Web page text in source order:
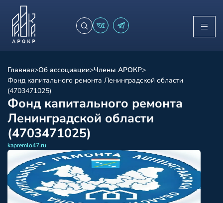
Главная>Об ассоциации>Члены АРОКР>
Фонд капитального ремонта Ленинградской области
(4703471025)
Фонд капитального ремонта
Ленинградской области
(4703471025)
kapremlo47.ru